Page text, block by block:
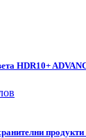
HDR10+